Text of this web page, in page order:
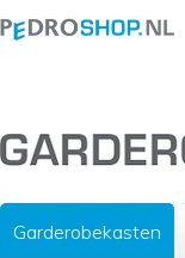
Garderobekasten